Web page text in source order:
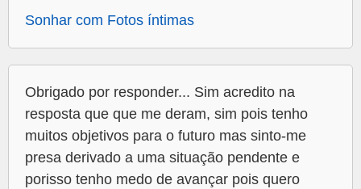
Sonhar com Fotos íntimas
Obrigado por responder... Sim acredito na
resposta que que me deram, sim pois tenho
muitos objetivos para o futuro mas sinto-me
presa derivado a uma situação pendente e
porisso tenho medo de avançar pois quero